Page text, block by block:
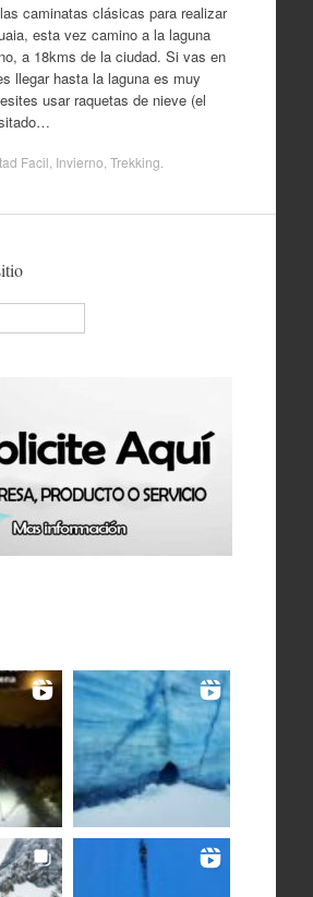
caminatas clásicas para realizar
esta vez camino a la laguna
a 18kms de la ciudad. Si vas en
llegar hasta la laguna es muy
usar raquetas de nieve (el
Facil Invierno Trekking